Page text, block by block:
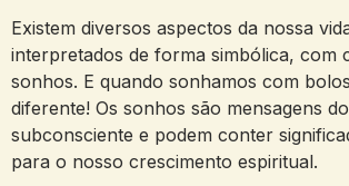
Existem diversos aspectos da nossa⁣
interpretados de forma simbólica, ​com
sonhos.‌ E ‍quando sonhamos com
diferente!⁢ Os‍ sonhos são mensagens
subconsciente e⁢ podem conter
‍para o nosso ‌crescimento⁣ espiritual.